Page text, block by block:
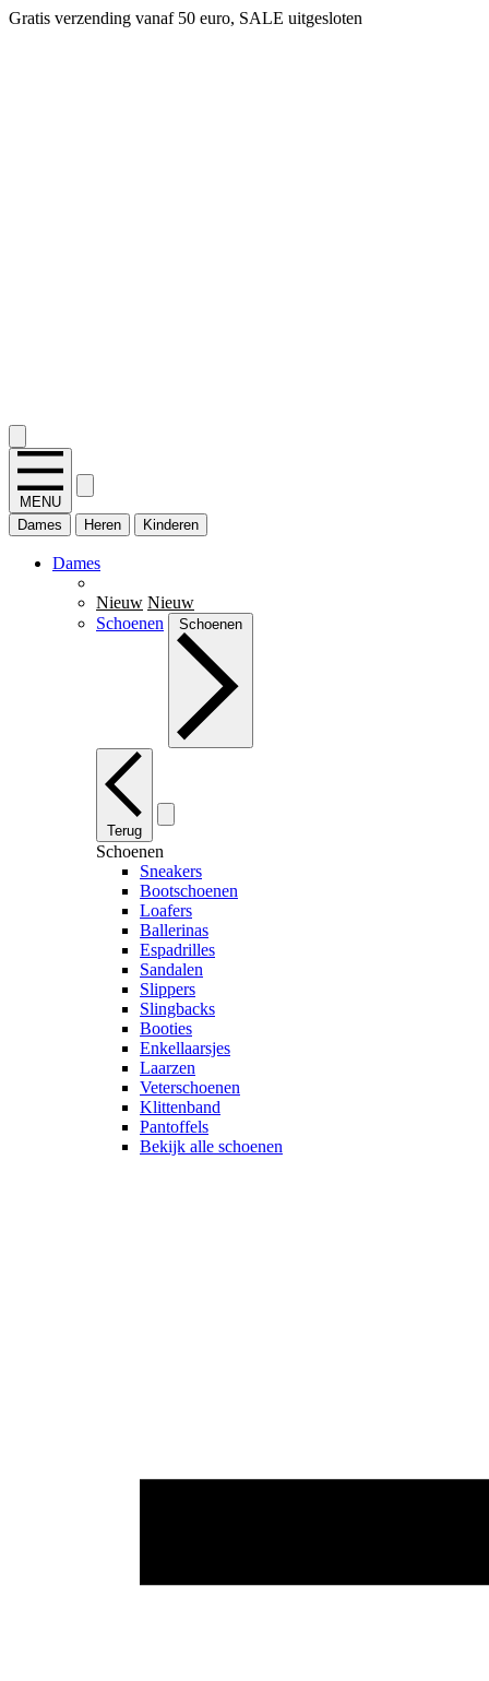
Gratis verzending vanaf 50 euro, SALE uitgesloten
MENU
Dames
Heren Kinderen
Dames
Nieuw Nieuw
Schoenen
Schoenen
Terug
Schoenen
Sneakers
Bootschoenen
Loafers
Ballerinas
Espadrilles
Sandalen
Slippers
Slingbacks
Booties
Enkellaarsjes
Laarzen
Veterschoenen
Klittenband
Pantoffels
Bekijk alle schoenen